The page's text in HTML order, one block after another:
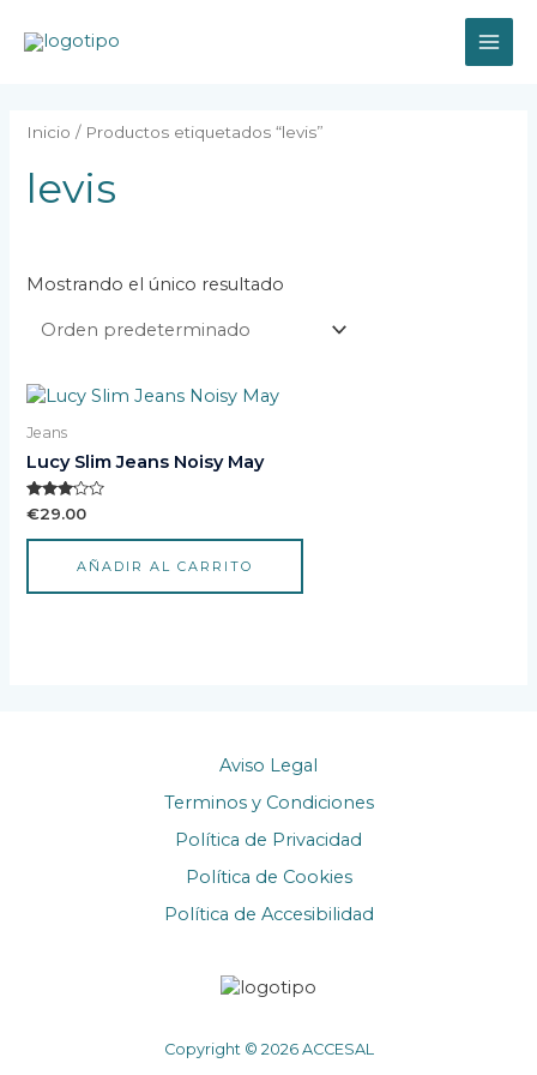
Inicio / Productos etiquetados “levis”
levis
Mostrando el único resultado
Jeans
Lucy Slim Jeans Noisy May
Valorado
con
3.00
€29.00
AÑADIR AL CARRITO
Aviso Legal
Terminos y Condiciones
Política de Privacidad
Política de Cookies
Política de Accesibilidad
Copyright © 2026 ACCESAL